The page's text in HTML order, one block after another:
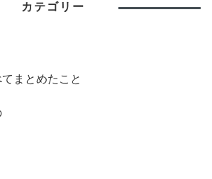
カテゴリー
まとめたこと